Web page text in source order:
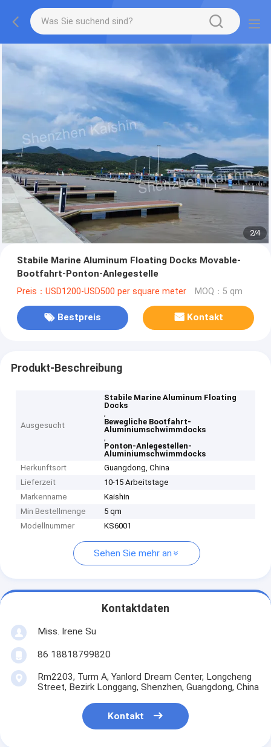
2/4
Stabile Marine Aluminum Floating Docks Movable-
Bootfahrt-Ponton-Anlegestelle
Preis：USD1200-USD500 per square meter MOQ：5 qm
Bestpreis Kontakt
Produkt-Beschreibung
Ausgesucht
Stabile Marine Aluminum Floating
Docks
,
Bewegliche Bootfahrt-
Aluminiumschwimmdocks
,
Ponton-Anlegestellen-
Aluminiumschwimmdocks
Herkunftsort
Guangdong, China
Lieferzeit
10-15 Arbeitstage
Markenname
Kaishin
Min Bestellmenge
5 qm
Modellnummer
KS6001
Sehen Sie mehr an
Kontaktdaten
Miss. Irene Su
86 18818799820
Rm2203, Turm A, Yanlord Dream Center, Longcheng
Street, Bezirk Longgang, Shenzhen, Guangdong, China
Kontakt